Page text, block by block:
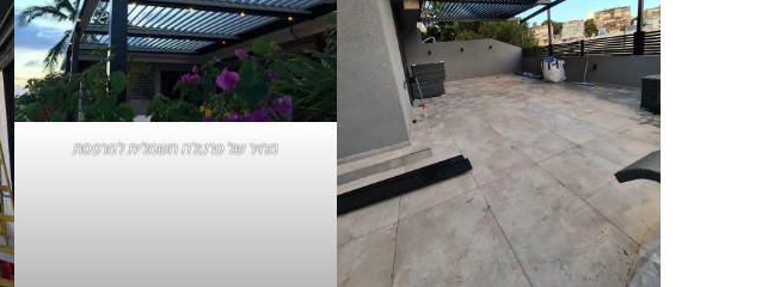
מחיר שלפרגולה חשמליתלמרפסת